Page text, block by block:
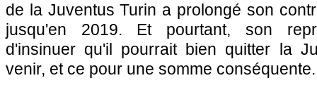
de la Juventus Turin a prolongé son
jusqu'en 2019. Et pourtant, son
d'insinuer qu'il pourrait bien quitter la
venir, et ce pour une somme conséquente.